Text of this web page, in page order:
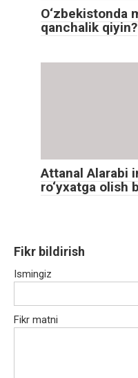
O‘zbekistonda
qanchalik qiyin?
Attanal Alarabi
ro‘yxatga olish
Fikr bildirish
Ismingiz
Fikr matni